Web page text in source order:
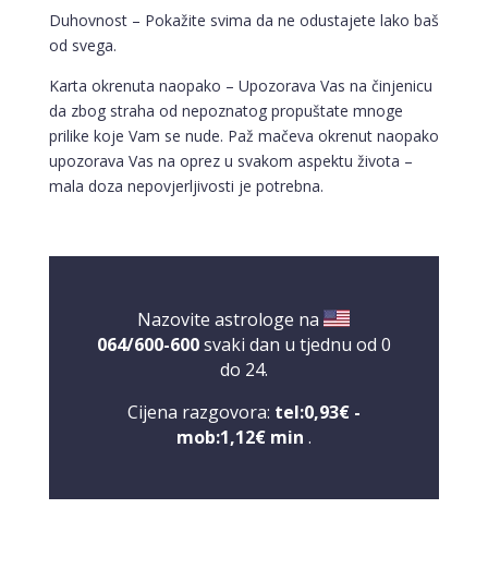
Duhovnost – Pokažite svima da ne odustajete lako baš
od svega.
Karta okrenuta naopako – Upozorava Vas na činjenicu
da zbog straha od nepoznatog propuštate mnoge
prilike koje Vam se nude. Paž mačeva okrenut naopako
upozorava Vas na oprez u svakom aspektu života –
mala doza nepovjerljivosti je potrebna.
Nazovite astrologe na
064/600-600svaki dan u tjednu od 0
do 24.
Cijena razgovora: tel:0,93€ -
mob:1,12€ min .